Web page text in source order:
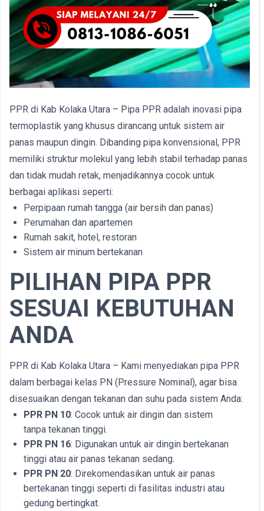
PPR di Kab Kolaka Utara – Pipa PPR adalah inovasi pipa
termoplastik yang khusus dirancang untuk sistem air
panas maupun dingin. Dibanding pipa konvensional, PPR
memiliki struktur molekul yang lebih stabil terhadap panas
dan tidak mudah retak, menjadikannya cocok untuk
berbagai aplikasi seperti:
Perpipaan rumah tangga (air bersih dan panas)
Perumahan dan apartemen
Rumah sakit, hotel, restoran
Sistem air minum bertekanan
PILIHAN PIPA PPR
SESUAI KEBUTUHAN
ANDA
PPR di Kab Kolaka Utara – Kami menyediakan pipa PPR
dalam berbagai kelas PN (Pressure Nominal), agar bisa
disesuaikan dengan tekanan dan suhu pada sistem Anda:
PPR PN 10: Cocok untuk air dingin dan sistem
tanpa tekanan tinggi.
PPR PN 16: Digunakan untuk air dingin bertekanan
tinggi atau air panas tekanan sedang.
PPR PN 20: Direkomendasikan untuk air panas
bertekanan tinggi seperti di fasilitas industri atau
gedung bertingkat.